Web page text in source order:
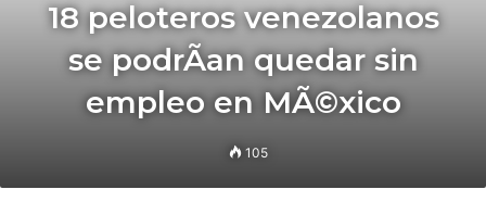
18 peloteros venezolanos
se podrÃ­an quedar sin
empleo en MÃ©xico
105